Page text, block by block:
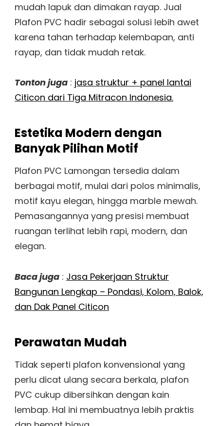
mudah lapuk dan dimakan rayap. Jual
Plafon PVC hadir sebagai solusi lebih awet
karena tahan terhadap kelembapan, anti
rayap, dan tidak mudah retak.
Tonton juga : jasa struktur + panel lantai
Citicon dari Tiga Mitracon Indonesia.
Estetika Modern dengan
Banyak Pilihan Motif
Plafon PVC Lamongan tersedia dalam
berbagai motif, mulai dari polos minimalis,
motif kayu elegan, hingga marble mewah.
Pemasangannya yang presisi membuat
ruangan terlihat lebih rapi, modern, dan
elegan.
Baca juga : Jasa Pekerjaan Struktur
Bangunan Lengkap – Pondasi, Kolom, Balok,
dan Dak Panel Citicon
Perawatan Mudah
Tidak seperti plafon konvensional yang
perlu dicat ulang secara berkala, plafon
PVC cukup dibersihkan dengan kain
lembap. Hal ini membuatnya lebih praktis